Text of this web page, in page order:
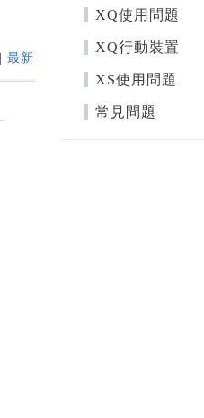
|最新
XQ使用問題
XQ行動裝置
XS使用問題
常見問題